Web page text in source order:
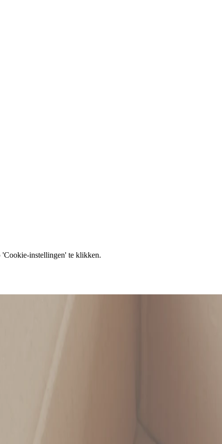
'Cookie-instellingen' te klikken.